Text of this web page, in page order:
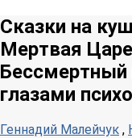
Сказки на
Мертвая
Бессмертный
глазами
Геннадий Малейчук ,